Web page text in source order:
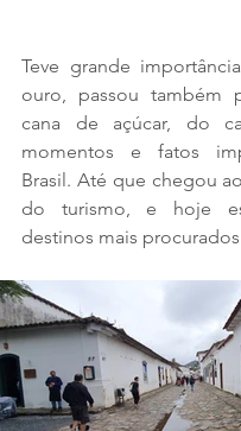
Teve grande
ouro, passou também
cana de açúcar, do
momentos e fatos
Brasil. Até que chegou
do turismo, e hoje
destinos mais